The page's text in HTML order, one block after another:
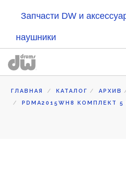
Запчасти DW и
наушники
БАРАБАНЫ
ПЕДАЛИ И СТОЙКИ
ГЛАВНАЯ КАТАЛОГ АРХИВ
PDMA2015WH8 КОМПЛЕКТ